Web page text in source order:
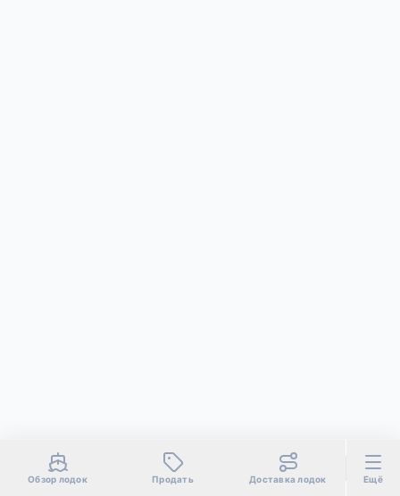
Обзор лодок Продать Доставка лодок Ещё